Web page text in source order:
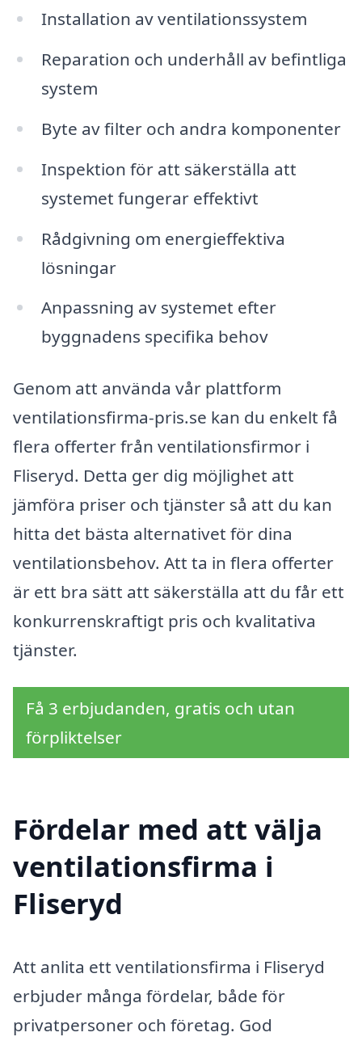
Installation av ventilationssystem
Reparation och underhåll av befintliga
system
Byte av filter och andra komponenter
Inspektion för att säkerställa att
systemet fungerar effektivt
Rådgivning om energieffektiva
lösningar
Anpassning av systemet efter
byggnadens specifika behov
Genom att använda vår plattform
ventilationsfirma-pris.se kan du enkelt få
flera offerter från ventilationsfirmor i
Fliseryd. Detta ger dig möjlighet att
jämföra priser och tjänster så att du kan
hitta det bästa alternativet för dina
ventilationsbehov. Att ta in flera offerter
är ett bra sätt att säkerställa att du får ett
konkurrenskraftigt pris och kvalitativa
tjänster.
Få 3 erbjudanden, gratis och utan
förpliktelser
Fördelar med att välja
ventilationsfirma i
Fliseryd
Att anlita ett ventilationsfirma i Fliseryd
erbjuder många fördelar, både för
privatpersoner och företag. God